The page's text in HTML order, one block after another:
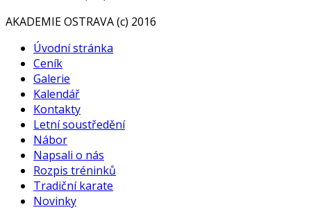
AKADEMIE OSTRAVA (c) 2016
Úvodní stránka
Ceník
Galerie
Kalendář
Kontakty
Letní soustředění
Nábor
Napsali o nás
Rozpis tréninků
Tradiční karate
Novinky